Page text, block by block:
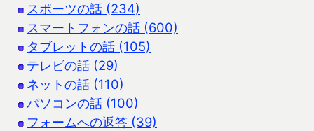
スポーツの話 (234)
スマートフォンの話 (600)
タブレットの話 (105)
テレビの話 (29)
ネットの話 (110)
パソコンの話 (100)
フォームへの返答 (39)